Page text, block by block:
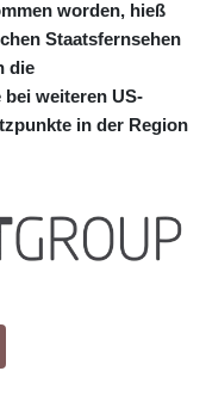
worden, hieß
Staatsfernsehen
die
weiteren US-
in der Region